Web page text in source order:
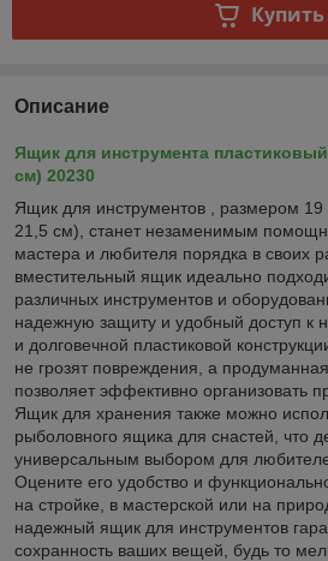
Купить
Описание
Ящик для инструмента
см) 20230
Ящик для инструментов , размером
21,5 см), станет незаменимым
мастера и любителя порядка в своих
вместительный ящик идеально
различных инструментов и
надежную защиту и удобный доступ к
и долговечной пластиковой
не грозят повреждения, а
позволяет эффективно организовать
Ящик для хранения также можно
рыболовного ящика для снастей, что
универсальным выбором для
Оцените его удобство и
на стройке, в мастерской или на
надежный ящик для инструментов
сохранность ваших вещей, будь то